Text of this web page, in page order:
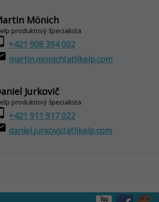
Mönich
produktový špecialista
+421 908 394 002
martin.monich(at)ikelp.com
Jurkovič
produktový špecialista
+421 911 917 022
daniel.jurkovic(at)ikelp.com